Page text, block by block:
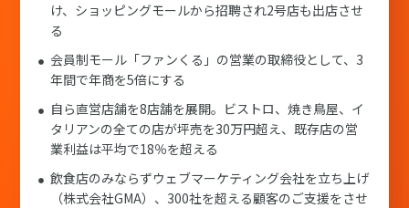
け、ショッピングモールから招聘され2号店も出店させ
る
会員制モール「ファンくる」の営業の取締役として、3
年間で年商を5倍にする
自ら直営店舗を8店舗を展開。ビストロ、焼き鳥屋、イ
タリアンの全ての店が坪売を30万円超え、既存店の営
業利益は平均で18％を超える
飲食店のみならずウェブマーケティング会社を立ち上げ
（株式会社GMA）、300社を超える顧客のご支援をさせ